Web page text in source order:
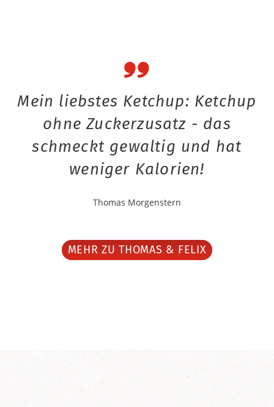
Mein liebstes Ketchup: Ketchup
ohne Zuckerzusatz - das
schmeckt gewaltig und hat
weniger Kalorien!
Thomas Morgenstern
MEHR ZU THOMAS & FELIX